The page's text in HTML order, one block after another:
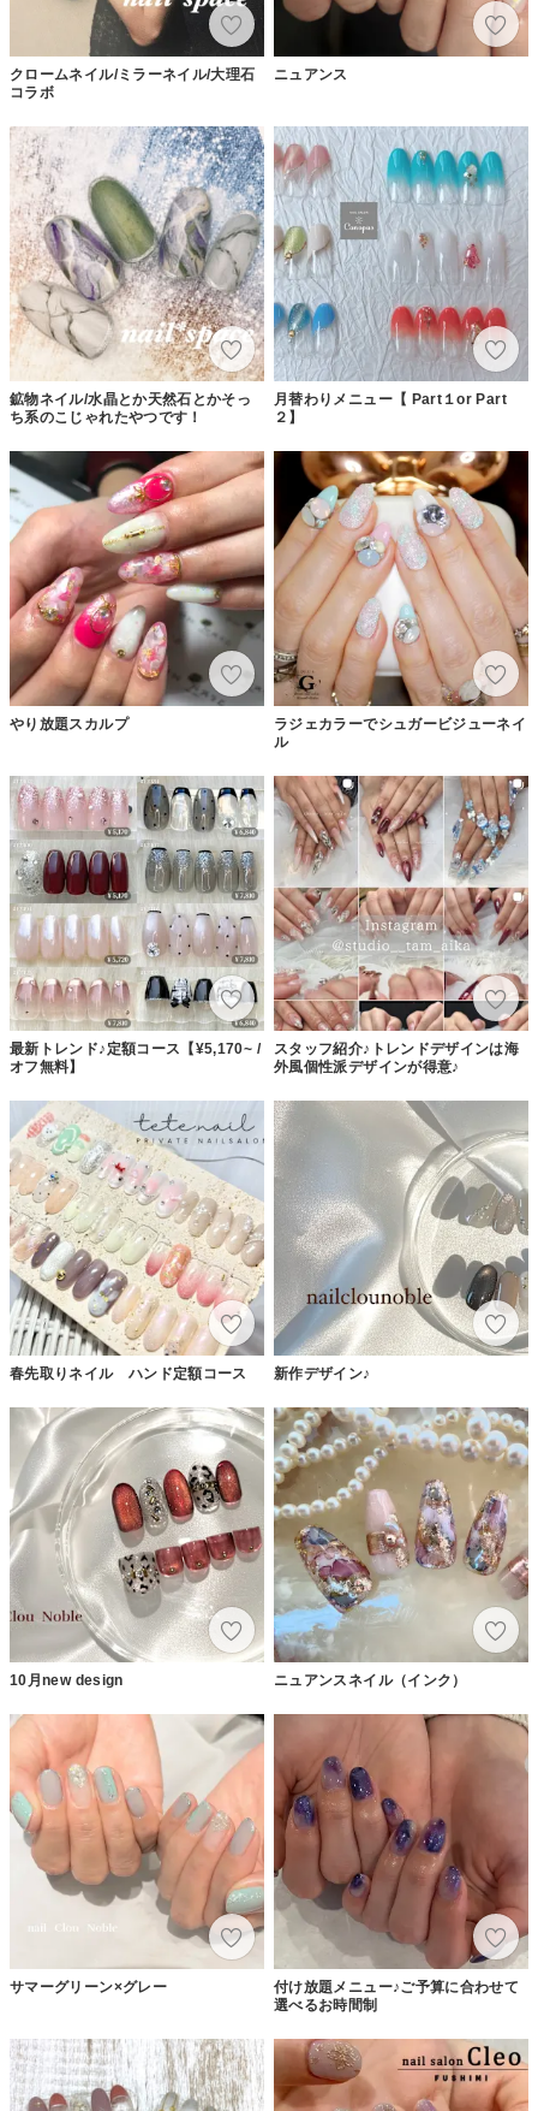
クロームネイル/ミラーネイル/大理石
コラボ
ニュアンス
鉱物ネイル/水晶とか天然石とかそっ
ち系のこじゃれたやつです！
月替わりメニュー【 Part１or Part
２】
やり放題スカルプ
ラジェカラーでシュガービジューネイ
ル
最新トレンド♪定額コース【¥5,170~ /
オフ無料】
スタッフ紹介♪トレンドデザインは海
外風個性派デザインが得意♪
春先取りネイル ハンド定額コース 新作デザイン♪
10月new design ニュアンスネイル（インク）
サマーグリーン×グレー
付け放題メニュー♪ご予算に合わせて
選べるお時間制